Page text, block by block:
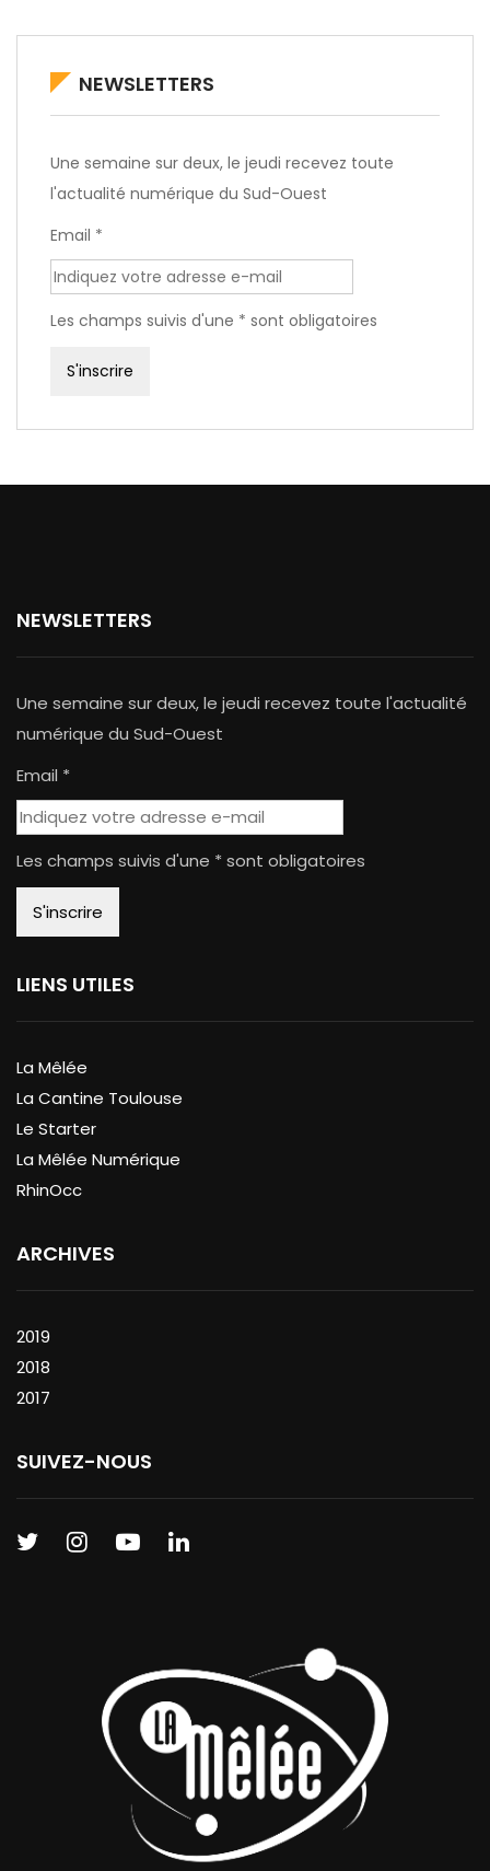
NEWSLETTERS
Une semaine sur deux, le jeudi recevez toute
l'actualité numérique du Sud-Ouest
Email *
Les champs suivis d'une * sont obligatoires
NEWSLETTERS
Une semaine sur deux, le jeudi recevez toute l'actualité
numérique du Sud-Ouest
Email *
Les champs suivis d'une * sont obligatoires
LIENS UTILES
La Mêlée
La Cantine Toulouse
Le Starter
La Mêlée Numérique
RhinOcc
ARCHIVES
2019
2018
2017
SUIVEZ-NOUS